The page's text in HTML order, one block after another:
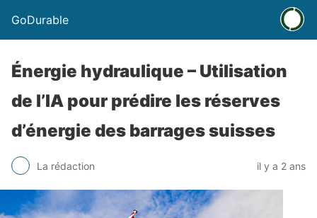
GoDurable
Énergie hydraulique – Utilisation
de l’IA pour prédire les réserves
d’énergie des barrages suisses
La rédaction il y a 2 ans